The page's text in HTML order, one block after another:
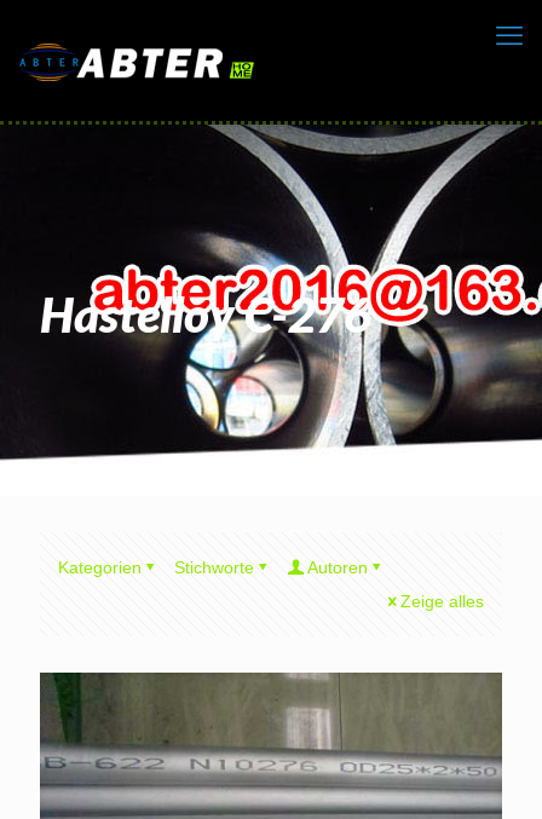
Hastelloy C-276
Kategorien Stichworte
Autoren
Zeige alles